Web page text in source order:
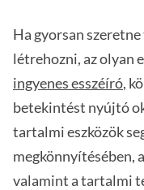
Ha gyorsan
létrehozni, az olyan
ingyenes esszéíró,
betekintést nyújtó
tartalmi eszközök
megkönnyítésében,
valamint a tartalmi